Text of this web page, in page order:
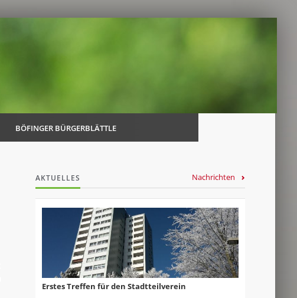
BÖFINGER BÜRGERBLÄTTLE
AKTUELLES Nachrichten
Erstes Treffen für den Stadtteilverein